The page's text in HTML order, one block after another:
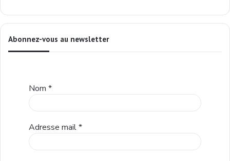
Abonnez-vous au newsletter
Nom *
Adresse mail*